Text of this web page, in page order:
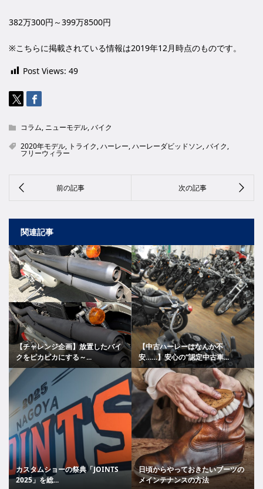
382万300円～399万8500円
※こちらに掲載されている情報は2019年12月時点のものです。
Post Views: 49
コラム, ニューモデル,バイク
2020年モデル, トライク,ハーレー,ハーレーダビッドソン,バイク,
フリーウィラー
関連記事
【チャレンジ企画】放置したバイ
クをピカピカにする～...
【中古ハーレーはなんか不
安……】安心の“認定中古車...
カスタムショーの祭典「JOINTS
2025」を総...
日頃からやっておきたいブーツの
メインテナンスの方法